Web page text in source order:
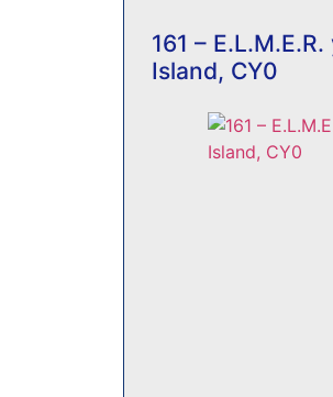
161 –
Island, CY0